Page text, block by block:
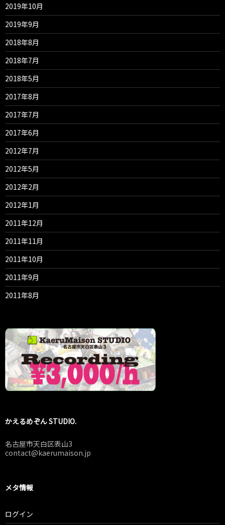
2019年10月
2019年9月
2018年8月
2018年7月
2018年5月
2017年8月
2017年7月
2017年6月
2012年7月
2012年5月
2012年2月
2012年1月
2011年12月
2011年11月
2011年10月
2011年9月
2011年8月
かえるめぞん STUDIO.
名古屋市天白区表山3
contact@kaerumaison.jp
メタ情報
ログイン